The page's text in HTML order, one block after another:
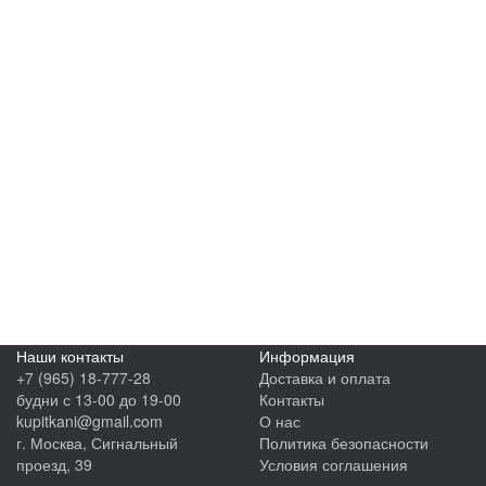
Наши контакты
+7 (965) 18-777-28
будни с 13-00 до 19-00
kupitkani@gmail.com
г. Москва, Сигнальный
проезд, 39
Информация
Доставка и оплата
Контакты
О нас
Политика безопасности
Условия соглашения